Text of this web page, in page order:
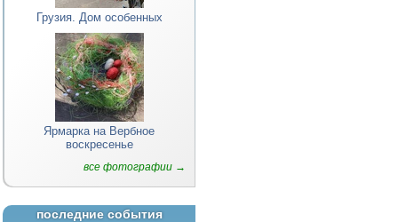
Грузия. Дом особенных
Ярмарка на Вербное
воскресенье
все фотографии →
последние события